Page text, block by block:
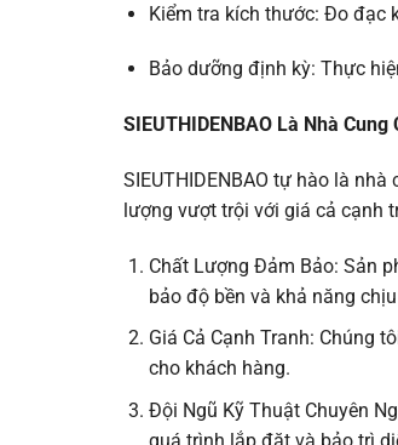
Kiểm tra kích thước: Đo đạc
Bảo dưỡng định kỳ: Thực
SIEUTHIDENBAO Là Nhà
SIEUTHIDENBAO tự hào là
lượng vượt trội với giá cả cạnh
Chất Lượng Đảm Bảo: Sản
bảo độ bền và khả năng
Giá Cả Cạnh Tranh: Chúng
cho khách hàng.
Đội Ngũ Kỹ Thuật Chuyên